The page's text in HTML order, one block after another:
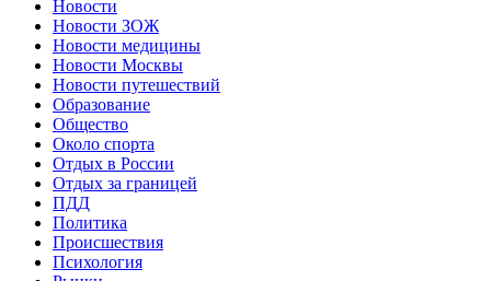
Новости
Новости ЗОЖ
Новости медицины
Новости Москвы
Новости путешествий
Образование
Общество
Около спорта
Отдых в России
Отдых за границей
ПДД
Политика
Происшествия
Психология